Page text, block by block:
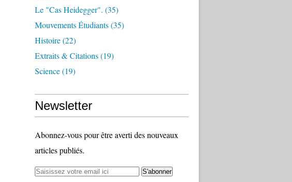
Le "cas Heidegger". (35)
Mouvements Étudiants(35)
Histoire(22)
Extraits & Citations(19)
Science(19)
Newsletter
Abonnez-vous pour être averti des nouveaux
articles publiés.